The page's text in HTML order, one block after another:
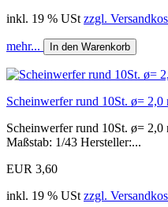
inkl. 19 % USt zzgl.
mehr... In den Warenkorb
Scheinwerfer rund 10St. ø=
Scheinwerfer rund 10St. ø=
Maßstab: 1/43 Hersteller:...
EUR 3,60
inkl. 19 % USt zzgl.